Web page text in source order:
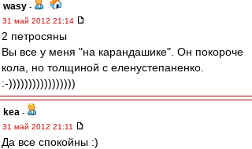
wasy -
31 май 2012 21:14
2 петросяны
Вы все у меня "на карандашике". Он покороче
кола, но толщиной с еленустепаненко.
:-)))))))))))))))))
kea -
31 май 2012 21:11
Да все спокойны :)